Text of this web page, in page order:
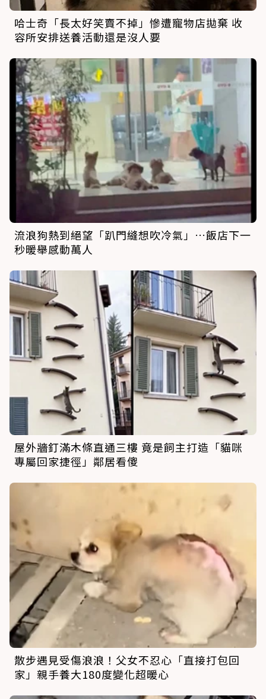
哈士奇「長太好笑賣不掉」慘遭寵物店拋棄 收
容所安排送養活動還是沒人要
流浪狗熱到絕望「趴門縫想吹冷氣」…飯店下一
秒暖舉感動萬人
屋外牆釘滿木條直通三樓 竟是飼主打造「貓咪
專屬回家捷徑」鄰居看傻
散步遇見受傷浪浪！父女不忍心「直接打包回
家」親手養大180度變化超暖心